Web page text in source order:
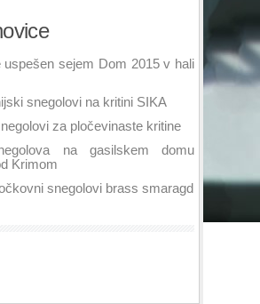
uspešen sejem Dom 2015 v hali
snegolovi na kritini SIKA
za pločevinaste kritine
na gasilskem domu
Krimom
snegolovi brass smaragd